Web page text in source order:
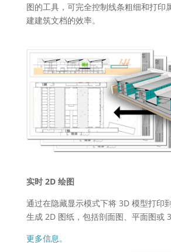
图的工具，可完全控制线条粗细和打印
建建筑文档的效率。
实时 2D 绘图
通过在隐藏显示模式下将 3D 模型打印
生成 2D 图纸，包括剖面图、平面图或
更多信息。